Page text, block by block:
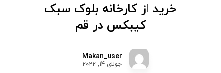
خرید از کارخانه بلوک سبک
کیبکس در قم
Makan_user
جولای ۱۴, ۲۰۲۲